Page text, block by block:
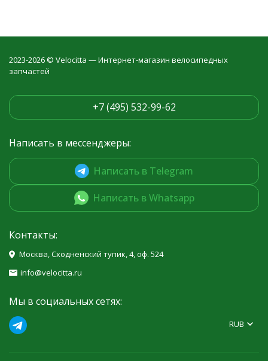
2023-2026 © Velocitta — Интернет-магазин велосипедных
запчастей
+7 (495) 532-99-62
Написать в мессенджеры:
Написать в Telegram
Написать в Whatsapp
Контакты:
Москва, Сходненский тупик, 4, оф. 524
info@velocitta.ru
Мы в социальных сетях:
RUB